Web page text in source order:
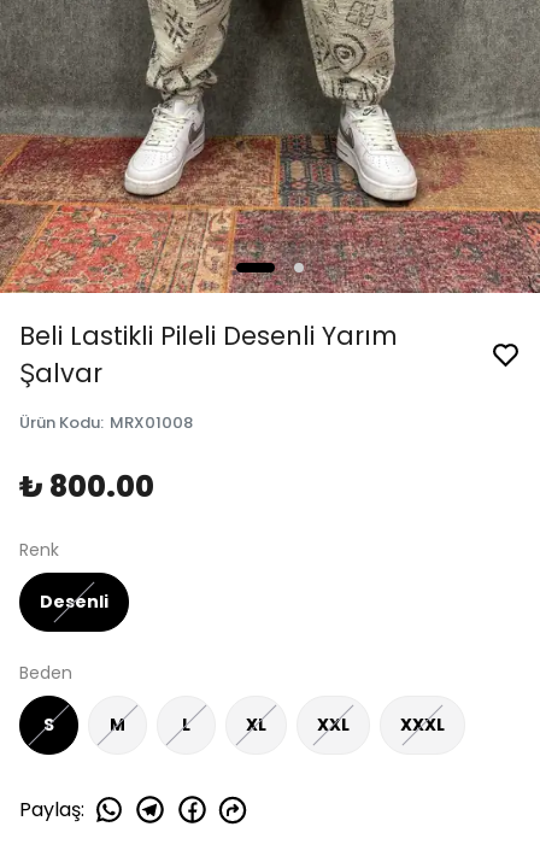
Beli Lastikli Pileli Desenli Yarım
Şalvar
Ürün Kodu: MRX01008
₺ 800.00
Renk
Desenli
Beden
S M L XL XXL XXXL
Paylaş: